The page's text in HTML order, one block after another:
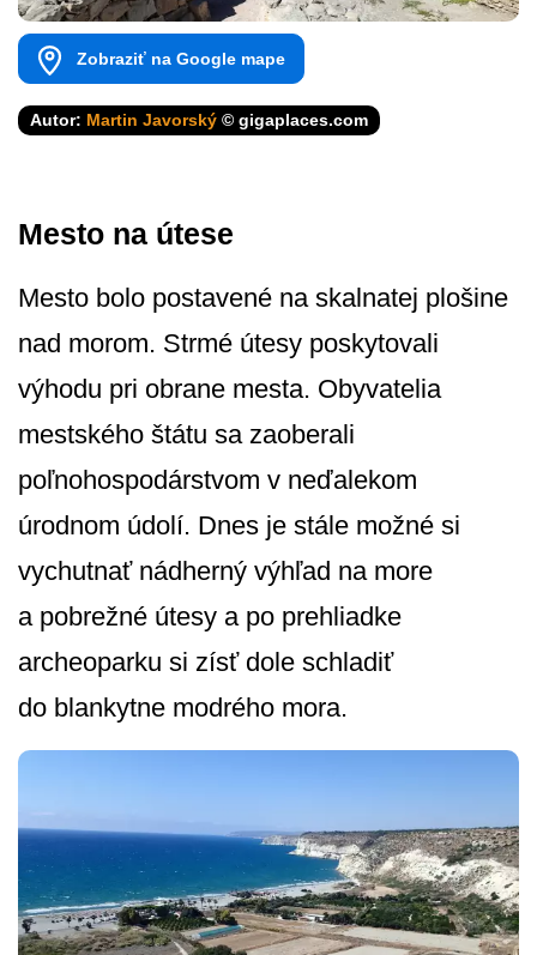
Zobraziť na Google mape
Autor: Martin Javorský © gigaplaces.com
Mesto na útese
Mesto bolo postavené na skalnatej plošine
nad morom. Strmé útesy poskytovali
výhodu pri obrane mesta. Obyvatelia
mestského štátu sa zaoberali
poľnohospodárstvom v neďalekom
úrodnom údolí. Dnes je stále možné si
vychutnať nádherný výhľad na more
a pobrežné útesy a po prehliadke
archeoparku si zísť dole schladiť
do blankytne modrého mora.